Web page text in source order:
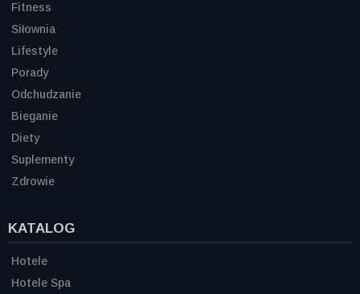
Fitness
Siłownia
Lifestyle
Porady
Odchudzanie
Bieganie
Diety
Suplementy
Zdrowie
KATALOG
Hotele
Hotele Spa